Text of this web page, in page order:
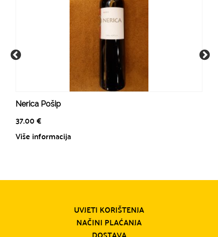
Nerica Pošip
37.00€
Više informacija
UVJETI KORIŠTENJA
NAČINI PLAĆANJA